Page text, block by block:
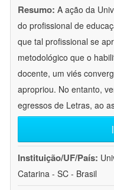
Resumo: A ação da
do profissional de
que tal profissional se
metodológico que o
docente, um viés
apropriou. No entanto,
egressos de Letras, ao
Instituição/UF/País:
Catarina - SC - Brasil